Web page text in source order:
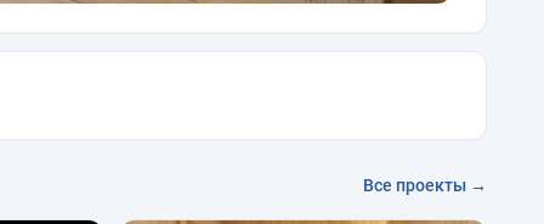
Все проекты →